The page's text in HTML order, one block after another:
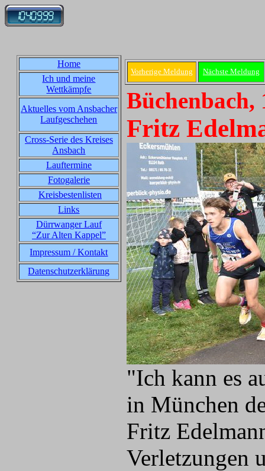
Home
Ich und meine
Wettkämpfe
Aktuelles vom Ansbacher
Laufgeschehen
Cross-Serie des Kreises
Ansbach
Lauftermine
Fotogalerie
Kreisbestenlisten
Links
Dürrwanger Lauf
“Zur Alten Kappel”
Impressum / Kontakt
Datenschutzerklärung
Vorherige Meldung Nächste Meldung
Büchenbach,
Fritz
"Ich kann es
in München
Fritz
Verletzungen